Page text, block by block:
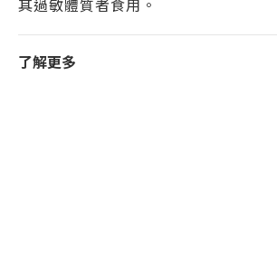
其過敏體質者食用。
了解更多